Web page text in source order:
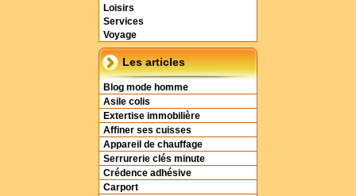
Loisirs
Services
Voyage
Les articles
Blog mode homme
Asile colis
Extertise immobilière
Affiner ses cuisses
Appareil de chauffage
Serrurerie clés minute
Crédence adhésive
Carport